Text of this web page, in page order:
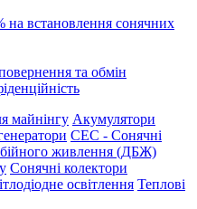
на встановлення сонячних
та обмін
майнінгу Акумулятори
СЕС - Сонячні
живлення (ДБЖ)
Сонячні колектори
освітлення Теплові